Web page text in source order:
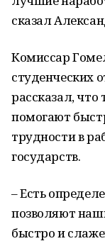
сказал
Комиссар
студенческих
рассказал, что
помогают
трудности в
государств.
– Есть
позволяют
быстро и